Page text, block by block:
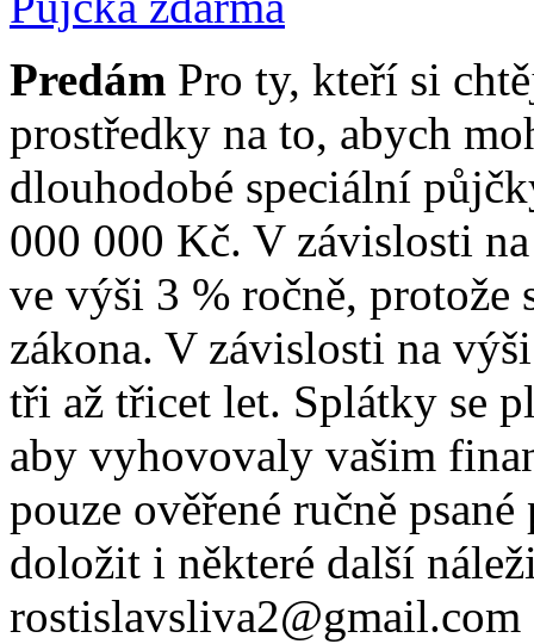
Predám Pro ty, kteří si
prostředky na to, abych
dlouhodobé speciální
000 000 Kč. V závislosti
ve výši 3 % ročně, protože
zákona. V závislosti na
tři až třicet let. Splátky se
aby vyhovovaly vašim
pouze ověřené ručně
doložit i některé další
rostislavsliva2@gmail.com